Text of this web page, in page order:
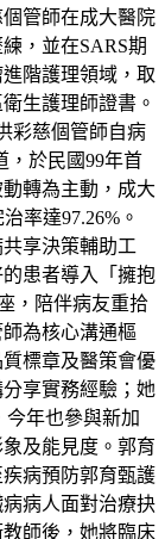
管師在成大醫院
，並在SARS期
階護理領域，取
生護理師證書。
彩慈個管師自病
，於民國99年首
轉為主動，成大
率達97.26%。
享決策輔助工
患者導入「擁抱
，陪伴病友重拾
為核心溝通樞
標章及醫策會優
享實務經驗；她
今年也參與新加
及能見度。郭育
病預防郭育甄護
病人面對治療抉
師後，她將臨床